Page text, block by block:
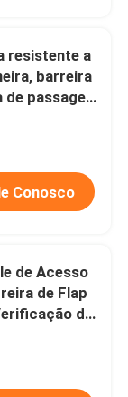
resistente a
barreira
de passagem
Conosco
de Acesso
de Flap
de